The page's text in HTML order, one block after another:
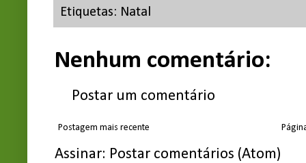
Etiquetas: Natal
Nenhum comentário:
Postar um comentário
Postagem mais recente
Assinar: Postar comentários (Atom)